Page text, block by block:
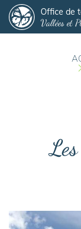
Office de
Vallées et
Panneau de